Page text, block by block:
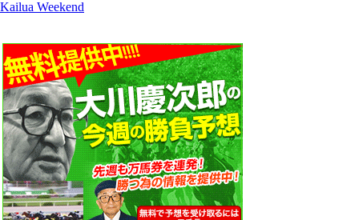
Kailua Weekend